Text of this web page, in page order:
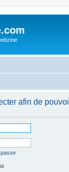
afin de
passe